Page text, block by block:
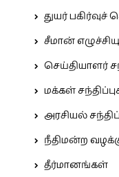
துயர் பகிர்வுச்
சீமான்
செய்தியாளர்
மக்கள்
அரசியல்
நீதிமன்ற
தீர்மானங்கள்